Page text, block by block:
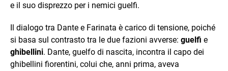
e il suo disprezzo per i nemici guelfi.
Il dialogo tra Dante e Farinata è carico di tensione, poiché
si basa sul contrasto tra le due fazioni avverse: guelfi e
ghibellini. Dante, guelfo di nascita, incontra il capo dei
ghibellini fiorentini, colui che, anni prima, aveva